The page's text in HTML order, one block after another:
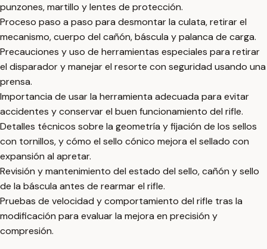
punzones, martillo y lentes de protección.
Proceso paso a paso para desmontar la culata, retirar el
mecanismo, cuerpo del cañón, báscula y palanca de carga.
Precauciones y uso de herramientas especiales para retirar
el disparador y manejar el resorte con seguridad usando una
prensa.
Importancia de usar la herramienta adecuada para evitar
accidentes y conservar el buen funcionamiento del rifle.
Detalles técnicos sobre la geometría y fijación de los sellos
con tornillos, y cómo el sello cónico mejora el sellado con
expansión al apretar.
Revisión y mantenimiento del estado del sello, cañón y sello
de la báscula antes de rearmar el rifle.
Pruebas de velocidad y comportamiento del rifle tras la
modificación para evaluar la mejora en precisión y
compresión.